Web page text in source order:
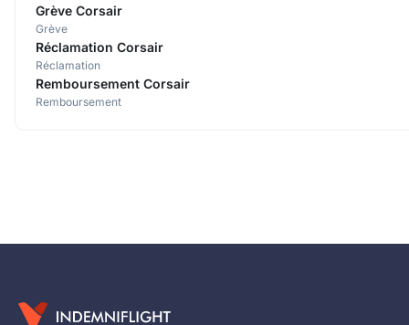
Grève Corsair
Grève
Réclamation Corsair
Réclamation
Remboursement Corsair
Remboursement